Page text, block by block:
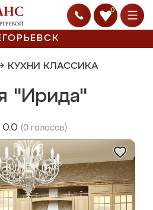
0
КУХНИ КЛАССИКА
"Ирида"
0.0 (0 голосов)